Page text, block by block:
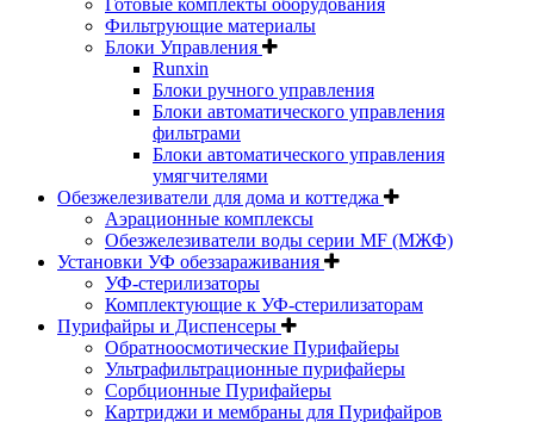
Готовые комплекты оборудования
Фильтрующие материалы
Блоки Управления
Runxin
Блоки ручного управления
Блоки автоматического управления
фильтрами
Блоки автоматического управления
умягчителями
Обезжелезиватели для дома и коттеджа
Аэрационные комплексы
Обезжелезиватели воды серии MF (МЖФ)
Установки УФ обеззараживания
УФ-стерилизаторы
Комплектующие к УФ-стерилизаторам
Пурифайры и Диспенсеры
Обратноосмотические Пурифайеры
Ультрафильтрационные пурифайеры
Сорбционные Пурифайеры
Картриджи и мембраны для Пурифайров